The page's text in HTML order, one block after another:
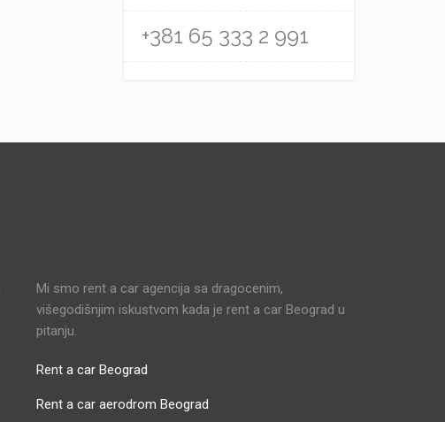
+381 65 333 2 991
Mi smo rent a car agencija sa dragocenim,
višegodišnjim iskustvom kada je rent a car Beograd u
pitanju.
Rent a car Beograd
Rent a car aerodrom Beograd